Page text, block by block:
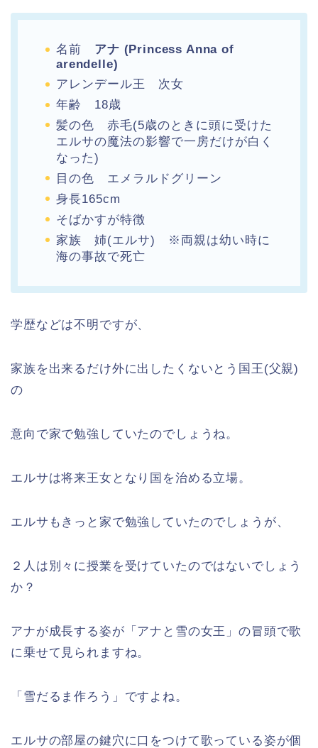
名前 アナ (Princess Anna of
arendelle)
アレンデール王 次女
年齢 18歳
髪の色 赤毛(5歳のときに頭に受けた
エルサの魔法の影響で一房だけが白く
なった)
目の色 エメラルドグリーン
身長165cm
そばかすが特徴
家族 姉(エルサ) ※両親は幼い時に
海の事故で死亡
学歴などは不明ですが、
家族を出来るだけ外に出したくないとう国王(父親)
の
意向で家で勉強していたのでしょうね。
エルサは将来王女となり国を治める立場。
エルサもきっと家で勉強していたのでしょうが、
２人は別々に授業を受けていたのではないでしょう
か？
アナが成長する姿が「アナと雪の女王」の冒頭で歌
に乗せて見られますね。
「雪だるま作ろう」ですよね。
エルサの部屋の鍵穴に口をつけて歌っている姿が個